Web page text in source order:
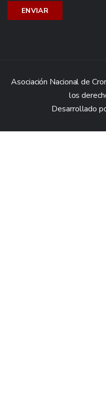
Asociación Nacional de
los
Desarrollado